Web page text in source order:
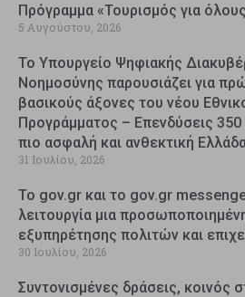
Πρόγραμμα «Τουρισμός για
5 Αυγούστου, 2026
Το Υπουργείο Ψηφιακής
Νοημοσύνης παρουσιάζει για
βασικούς άξονες του νέου
Προγράμματος – Επενδύσεις 350
πιο ασφαλή και ανθεκτική
31 Ιουλίου, 2026
Το gov.gr και το gov.gr
λειτουργία μια
εξυπηρέτησης πολιτών και
30 Ιουλίου, 2026
Συντονισμένες δράσεις, κοινός